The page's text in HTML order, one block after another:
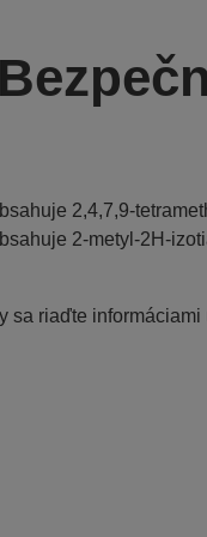
2,4,7,9-
2-metyl-2H-
sa riaďte